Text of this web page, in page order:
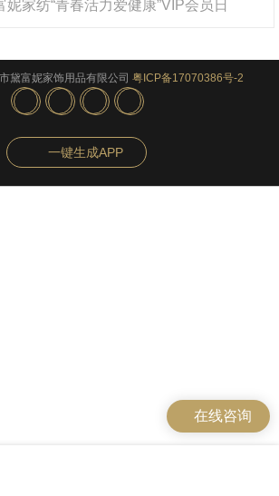
妮家纺“青春活力爱健康”VIP会员日
黛富妮家饰用品有限公司 粤ICP备17070386号-2
一键生成APP
在线咨询